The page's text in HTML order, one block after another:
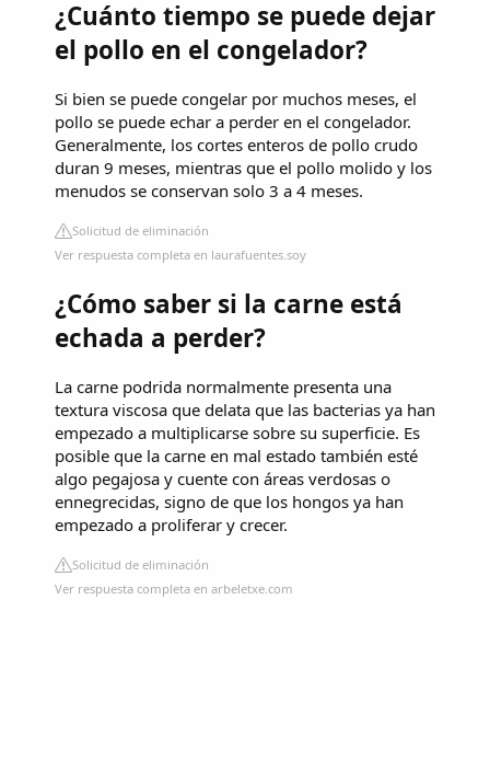
¿Cuánto tiempo se puede dejar
el pollo en el congelador?
Si bien se puede congelar por muchos meses, el
pollo se puede echar a perder en el congelador.
Generalmente, los cortes enteros de pollo crudo
duran 9 meses, mientras que el pollo molido y los
menudos se conservan solo 3 a 4 meses.
Solicitud de eliminación
Ver respuesta completa en laurafuentes.soy
¿Cómo saber si la carne está
echada a perder?
La carne podrida normalmente presenta una
textura viscosa que delata que las bacterias ya han
empezado a multiplicarse sobre su superficie. Es
posible que la carne en mal estado también esté
algo pegajosa y cuente con áreas verdosas o
ennegrecidas, signo de que los hongos ya han
empezado a proliferar y crecer.
Solicitud de eliminación
Ver respuesta completa en arbeletxe.com